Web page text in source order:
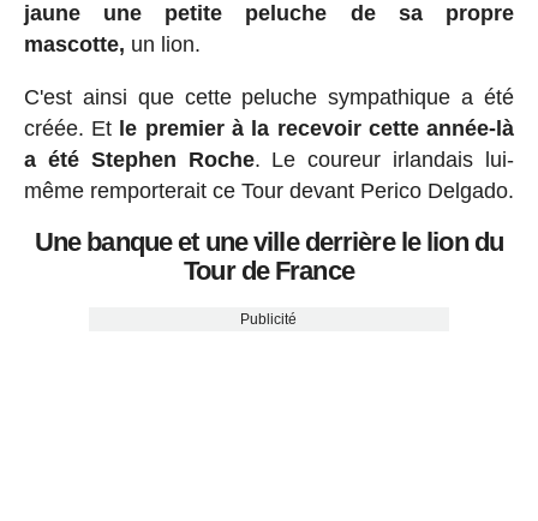
jaune une petite peluche de sa propre
mascotte, un lion.
C'est ainsi que cette peluche sympathique a été
créée. Et le premier à la recevoir cette année-là
a été Stephen Roche. Le coureur irlandais lui-
même remporterait ce Tour devant Perico Delgado.
Une banque et une ville derrière le lion du
Tour de France
Publicité